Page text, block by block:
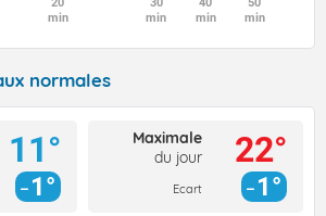
20
min
30
min
40
min
50
min
normales
11°
1°
Maximale
du jour
Ecart
22°
1°